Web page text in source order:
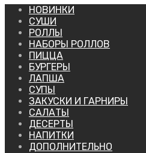
НОВИНКИ
СУШИ
РОЛЛЫ
НАБОРЫ РОЛЛОВ
ПИЦЦА
БУРГЕРЫ
ЛАПША
СУПЫ
ЗАКУСКИ И ГАРНИРЫ
САЛАТЫ
ДЕСЕРТЫ
НАПИТКИ
ДОПОЛНИТЕЛЬНО